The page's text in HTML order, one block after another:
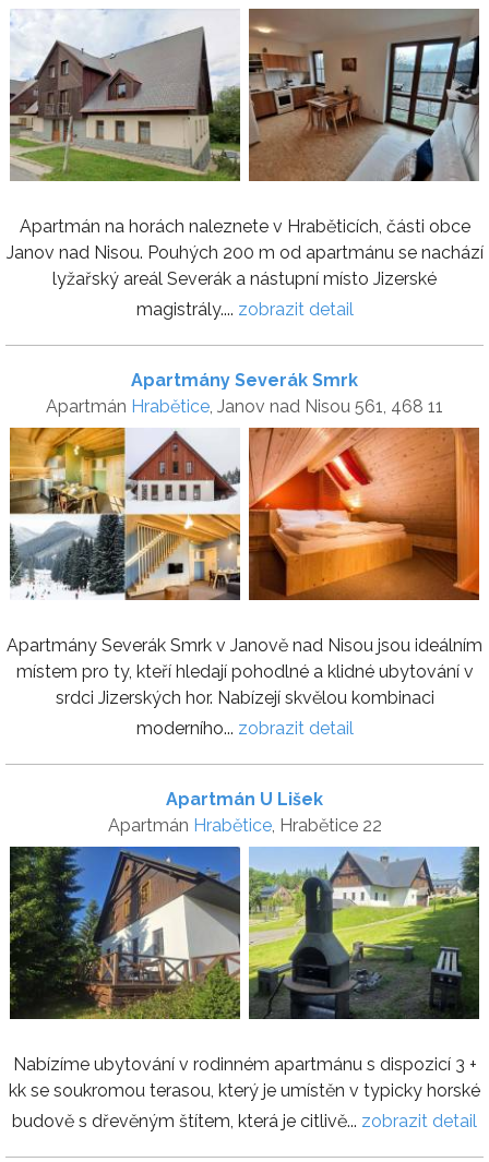
Apartmán na horách naleznete v Hraběticích, části obce
Janov nad Nisou. Pouhých 200 m od apartmánu se nachází
lyžařský areál Severák a nástupní místo Jizerské
magistrály.... zobrazit detail
Apartmány Severák Smrk
Apartmán Hrabětice , Janov nad Nisou 561, 468 11
Apartmány Severák Smrk v Janově nad Nisou jsou ideálním
místem pro ty, kteří hledají pohodlné a klidné ubytování v
srdci Jizerských hor. Nabízejí skvělou kombinaci
moderního... zobrazit detail
Apartmán U Lišek
Apartmán Hrabětice, Hrabětice 22
Nabízíme ubytování v rodinném apartmánu s dispozicí 3 +
kk se soukromou terasou, který je umístěn v typicky horské
budově s dřevěným štítem, která je citlivě... zobrazit detail